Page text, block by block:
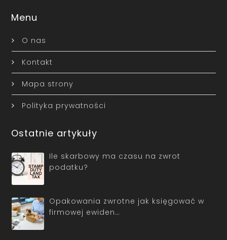
Menu
O nas
Kontakt
Mapa strony
Polityka prywatności
Ostatnie artykuły
Ile skarbowy ma czasu na zwrot
podatku?
Opakowania zwrotne jak księgować w
firmowej ewiden…